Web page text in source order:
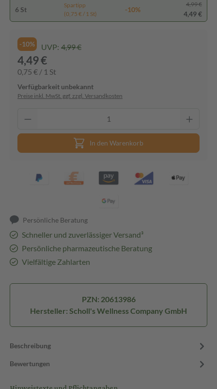
6 St
Spartipp
(0,75 € / 1 St)
-10%
4,99 €
4,49 €
-10% UVP: 4,99 €
4,49 €
0,75 € / 1 St
Verfügbarkeit unbekannt
Preise inkl. MwSt. ggf. zzgl. Versandkosten
In den Warenkorb
Persönliche Beratung
Schneller und zuverlässiger Versand³
Persönliche pharmazeutische Beratung
Vielfältige Zahlarten
PZN: 20613986
Hersteller: Scholl's Wellness Company GmbH
Beschreibung
Bewertungen